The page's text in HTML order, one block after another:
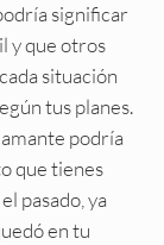
significar
y que otros
situación
tus planes.
podría
que tienes
pasado, ya
en tu